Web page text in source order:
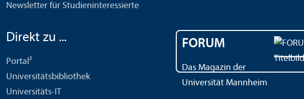
Newsletter für Studien­interessierte
Direkt zu ...
Portal²
Universitäts­bibliothek
Universitäts-IT
FORUM
Das Magazin der
Universität Mannheim